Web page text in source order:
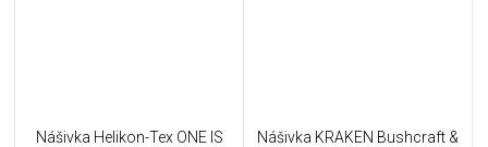
Nášivka Helikon-Tex ONE IS
Nášivka KRAKEN Bushcraft &